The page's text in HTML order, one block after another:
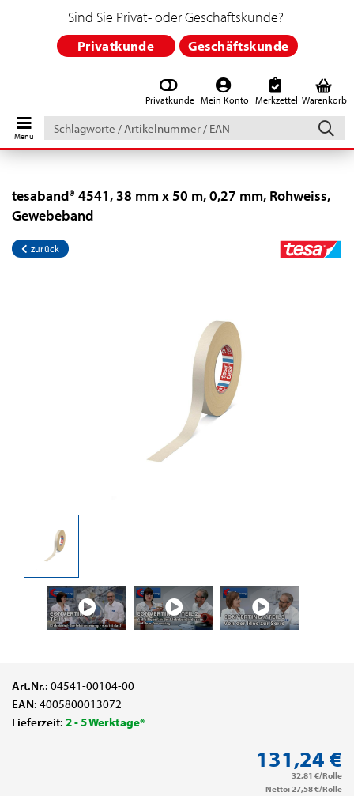
Privatkunde Mein Konto Merkzettel Warenkorb
Schlagworte
/
Artikelnummer
EAN
Sind Sie Privat- oder Geschäftskunde?
Privatkunde Geschäftskunde
tesaband® 4541, 38 mm x 50 m, 0,27 mm, Rohweiss,
Gewebeband
zurück
Art.Nr.: 04541-00104-00
EAN: 4005800013072
Lieferzeit: 2 - 5 Werktage*
131,24 €
32,81 €/Rolle
Netto: 27,58 €/Rolle